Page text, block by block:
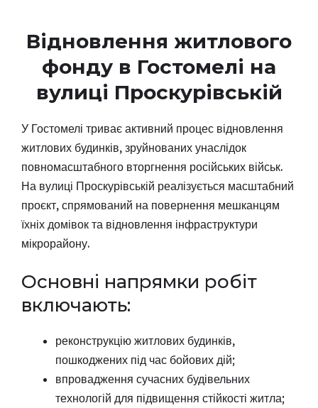
Відновлення житлового
фонду в Гостомелі на
вулиці Проскурівській
У Гостомелі триває активний процес відновлення
житлових будинків, зруйнованих унаслідок
повномасштабного вторгнення російських військ.
На вулиці Проскурівській реалізується масштабний
проєкт, спрямований на повернення мешканцям
їхніх домівок та відновлення інфраструктури
мікрорайону.
Основні напрямки робіт
включають:
реконструкцію житлових будинків,
пошкоджених під час бойових дій;
впровадження сучасних будівельних
технологій для підвищення стійкості житла;